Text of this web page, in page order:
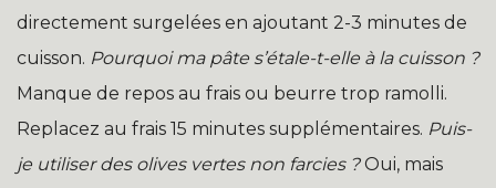
directement surgelées en ajoutant 2-3 minutes de
cuisson. Pourquoi ma pâte s’étale-t-elle à la cuisson ?
Manque de repos au frais ou beurre trop ramolli.
Replacez au frais 15 minutes supplémentaires. Puis-
je utiliser des olives vertes non farcies ?Oui, mais